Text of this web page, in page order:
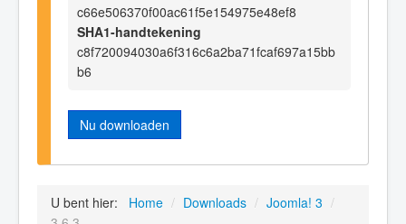
c66e506370f00ac61f5e154975e48ef8
SHA1-handtekening
c8f720094030a6f316c6a2ba71fcaf697a15bb
b6
Nu downloaden
U bent hier: Home / Downloads / Joomla! 3 /